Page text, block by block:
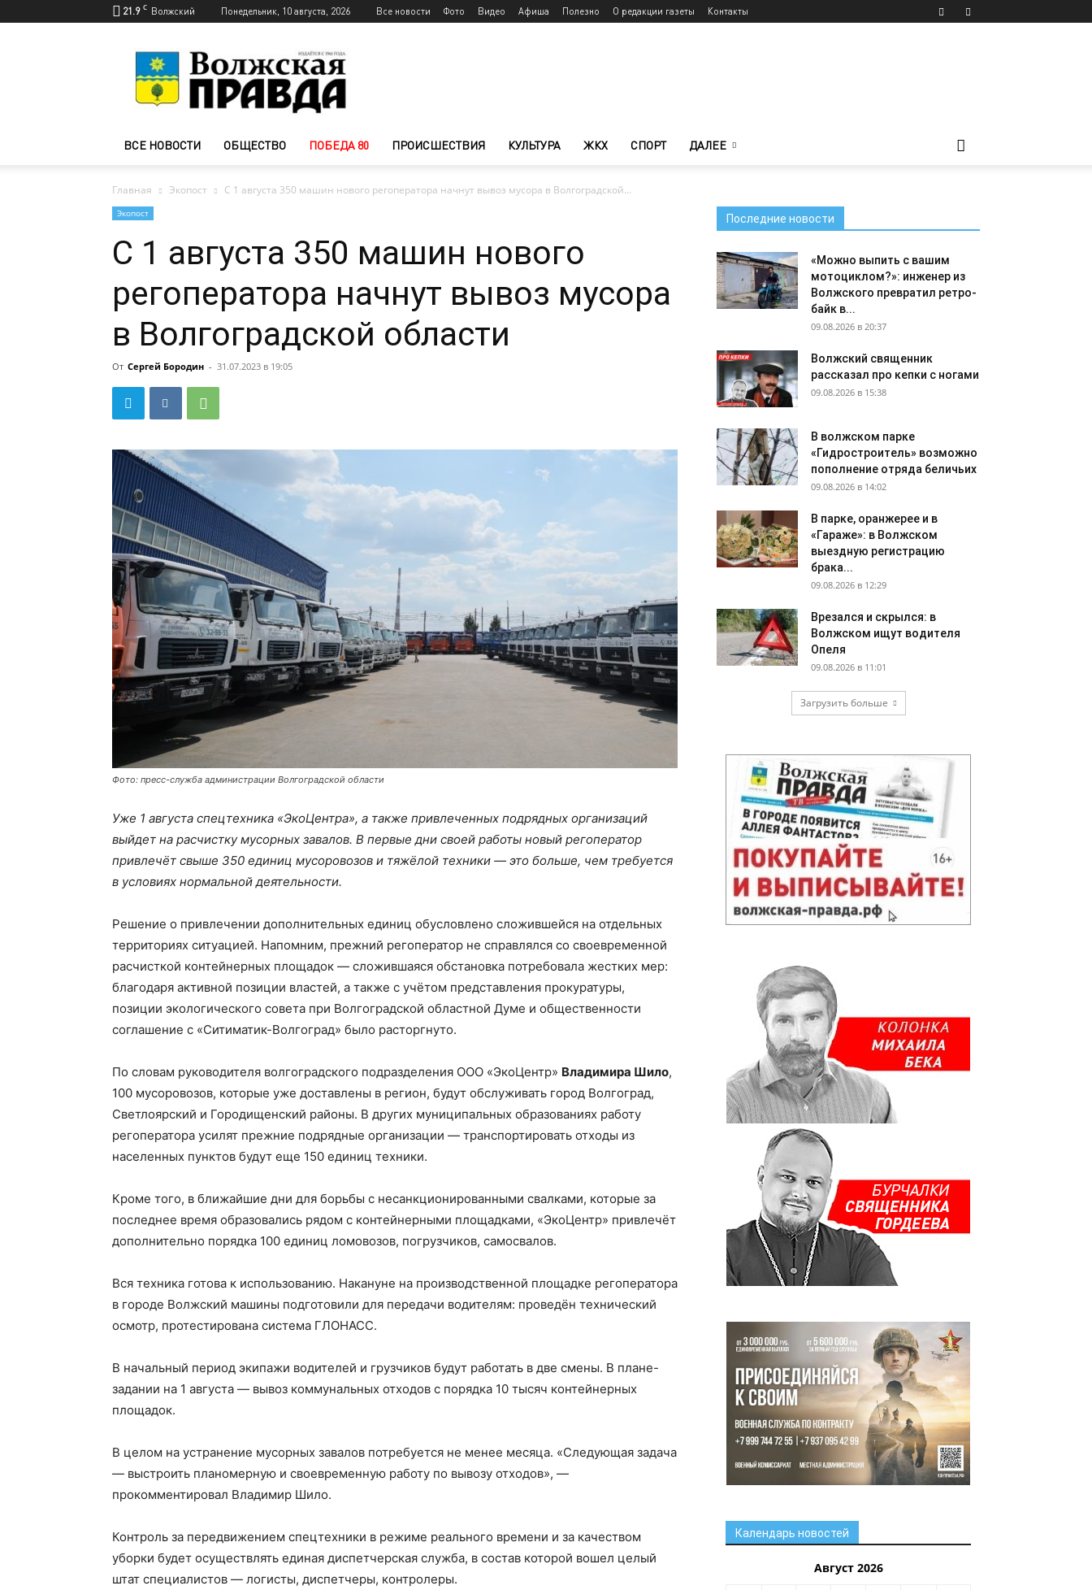
21.9 C Волжский Понедельник, 10 августа, 2026 Все новости Фото Видео Афиша Полезно О редакции газеты Контакты
Волжского
—
Волжская
ВСЕ НОВОСТИ ОБЩЕСТВО ПОБЕДА 80 ПРОИСШЕСТВИЯ КУЛЬТУРА ЖКХ СПОРТ ДАЛЕЕ
Главная Экопост С 1 августа 350 машин нового регоператора начнут вывоз мусора в Волгоградской...
Экопост
С 1 августа 350 машин нового
регоператора начнут вывоз мусора
в Волгоградской области
От Сергей Бородин - 31.07.2023 в 19:05
Фото: пресс-служба администрации Волгоградской области
Уже 1 августа спецтехника «ЭкоЦентра», а также привлеченных подрядных организаций
выйдет на расчистку мусорных завалов. В первые дни своей работы новый регоператор
привлечёт свыше 350 единиц мусоровозов и тяжёлой техники — это больше, чем требуется
в условиях нормальной деятельности.
Решение о привлечении дополнительных единиц обусловлено сложившейся на отдельных
территориях ситуацией. Напомним, прежний регоператор не справлялся со своевременной
расчисткой контейнерных площадок — сложившаяся обстановка потребовала жестких мер:
благодаря активной позиции властей, а также с учётом представления прокуратуры,
позиции экологического совета при Волгоградской областной Думе и общественности
соглашение с «Ситиматик-Волгоград» было расторгнуто.
По словам руководителя волгоградского подразделения ООО «ЭкоЦентр» Владимира Шило,
100 мусоровозов, которые уже доставлены в регион, будут обслуживать город Волгоград,
Светлоярский и Городищенский районы. В других муниципальных образованиях работу
регоператора усилят прежние подрядные организации — транспортировать отходы из
населенных пунктов будут еще 150 единиц техники.
Кроме того, в ближайшие дни для борьбы с несанкционированными свалками, которые за
последнее время образовались рядом с контейнерными площадками, «ЭкоЦентр» привлечёт
дополнительно порядка 100 единиц ломовозов, погрузчиков, самосвалов.
Вся техника готова к использованию. Накануне на производственной площадке регоператора
в городе Волжский машины подготовили для передачи водителям: проведён технический
осмотр, протестирована система ГЛОНАСС.
В начальный период экипажи водителей и грузчиков будут работать в две смены. В плане-
задании на 1 августа — вывоз коммунальных отходов с порядка 10 тысяч контейнерных
площадок.
В целом на устранение мусорных завалов потребуется не менее месяца. «Следующая задача
— выстроить планомерную и своевременную работу по вывозу отходов», —
прокомментировал Владимир Шило.
Контроль за передвижением спецтехники в режиме реального времени и за качеством
уборки будет осуществлять единая диспетчерская служба, в состав которой вошел целый
штат специалистов — логисты, диспетчеры, контролеры.
Последние новости
«Можно выпить с вашим
мотоциклом?»: инженер из
Волжского превратил ретро-
байк в...
09.08.2026 в 20:37
Волжский священник
рассказал про кепки с ногами
09.08.2026 в 15:38
В волжском парке
«Гидростроитель» возможно
пополнение отряда беличьих
09.08.2026 в 14:02
В парке, оранжерее и в
«Гараже»: в Волжском
выездную регистрацию
брака...
09.08.2026 в 12:29
Врезался и скрылся: в
Волжском ищут водителя
Опеля
09.08.2026 в 11:01
Загрузить больше
Календарь новостей
Август 2026